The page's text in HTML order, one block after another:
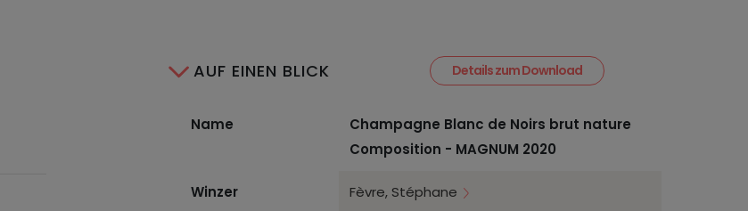
AUF EINEN BLICK Details zum Download
Name
Champagne Blanc de Noirs brut nature
Composition - MAGNUM 2020
Winzer Fèvre, Stéphane